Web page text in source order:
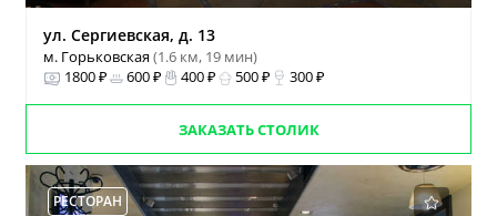
ул. Сергиевская, д. 13
м. Горьковская(1.6 км, 19 мин)
1800 ₽
600 ₽ 400 ₽ 500 ₽ 300 ₽
ЗАКАЗАТЬ СТОЛИК
РЕСТОРАН